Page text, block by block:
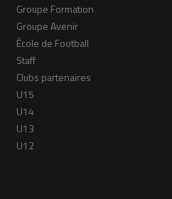
Groupe Formation
Groupe Avenir
École de Football
Staff
Clubs partenaires
U15
U14
U13
U12